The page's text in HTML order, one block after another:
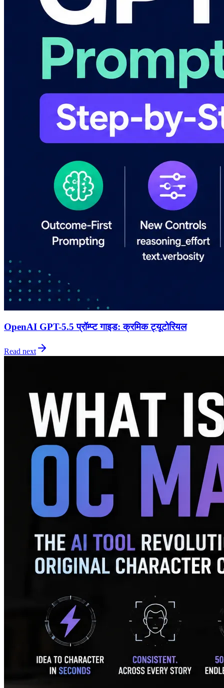
OpenAI GPT-5.5 प्रॉम्प्ट गाइड: क्रमिक ट्यूटोरियल
Read next